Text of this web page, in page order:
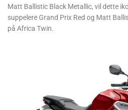
Matt Ballistic Black Metallic, vil dette
suppelere Grand Prix Red og Matt
på Africa Twin.